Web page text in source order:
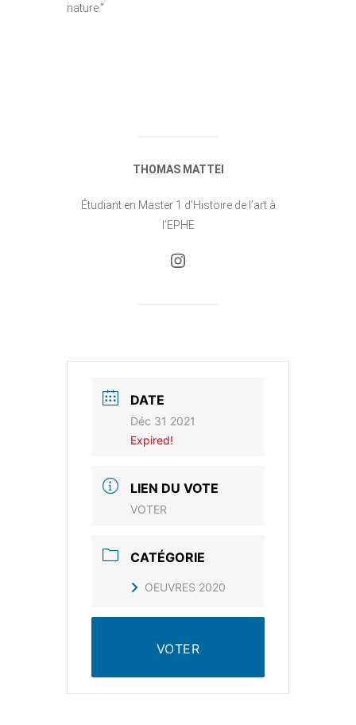
nature.”
THOMAS MATTEI
Étudiant en Master 1 d’Histoire de l’art à
l’EPHE
Instagram
DATE
Déc 31 2021
Expired!
LIEN DU VOTE
VOTER
CATÉGORIE
OEUVRES 2020
VOTER